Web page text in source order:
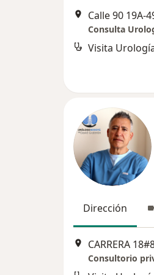
Calle 90 19A-
Consulta
Visita
Dirección